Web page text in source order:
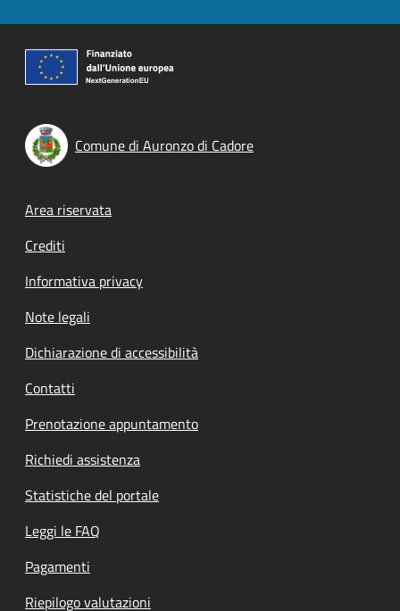
Comune di Auronzo di Cadore
Footer menu
Area riservata
Crediti
Informativa privacy
Note legali
Dichiarazione di accessibilità
Contatti
Prenotazione appuntamento
Richiedi assistenza
Statistiche del portale
Leggi le FAQ
Pagamenti
Riepilogo valutazioni